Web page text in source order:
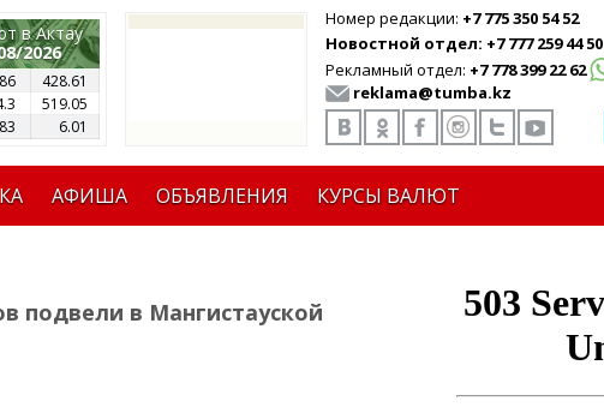
в Актау
2026
428.61
519.05
6.01
Номер редакции: +7 775 350 54 52
Новостной отдел: +7 777 259 44 50
Рекламный отдел: +7 778 399 22 62
reklama@tumba.kz
АФИША ОБЪЯВЛЕНИЯ КУРСЫ ВАЛЮТ
подвели в Мангистауской